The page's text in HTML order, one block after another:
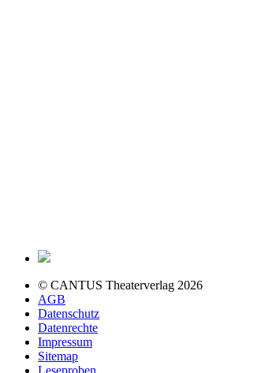
© CANTUS Theaterverlag 2026
AGB
Datenschutz
Datenrechte
Impressum
Sitemap